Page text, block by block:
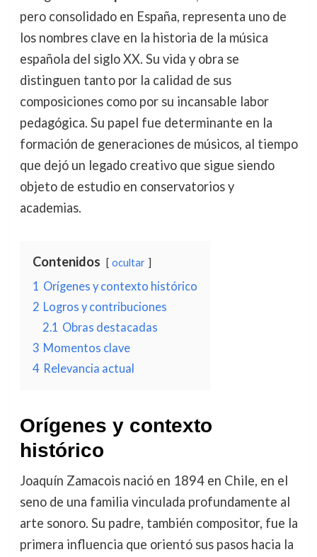
pero consolidado en España, representa uno de
los nombres clave en la historia de la música
española del siglo XX. Su vida y obra se
distinguen tanto por la calidad de sus
composiciones como por su incansable labor
pedagógica. Su papel fue determinante en la
formación de generaciones de músicos, al tiempo
que dejó un legado creativo que sigue siendo
objeto de estudio en conservatorios y
academias.
Contenidos ocultar
1 Orígenes y contexto histórico
2 Logros y contribuciones
2.1 Obras destacadas
3 Momentos clave
4 Relevancia actual
Orígenes y contexto
histórico
Joaquín Zamacois nació en 1894 en Chile, en el
seno de una familia vinculada profundamente al
arte sonoro. Su padre, también compositor, fue la
primera influencia que orientó sus pasos hacia la